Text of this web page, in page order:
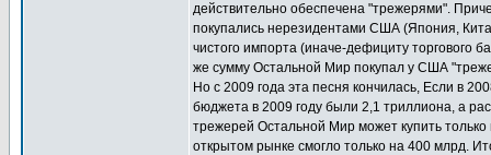
действительно обеспечена "трежерями".
покупались нерезидентами США (Япония,
чистого импорта (иначе-дефициту
же сумму Остальной Мир покупал у США
Но с 2009 года эта песня кончилась, Если в
бюджета в 2009 году были 2,1 триллиона, а
трежерей Остальной Мир может купить
открытом рынке смогло только на 400 млрд.